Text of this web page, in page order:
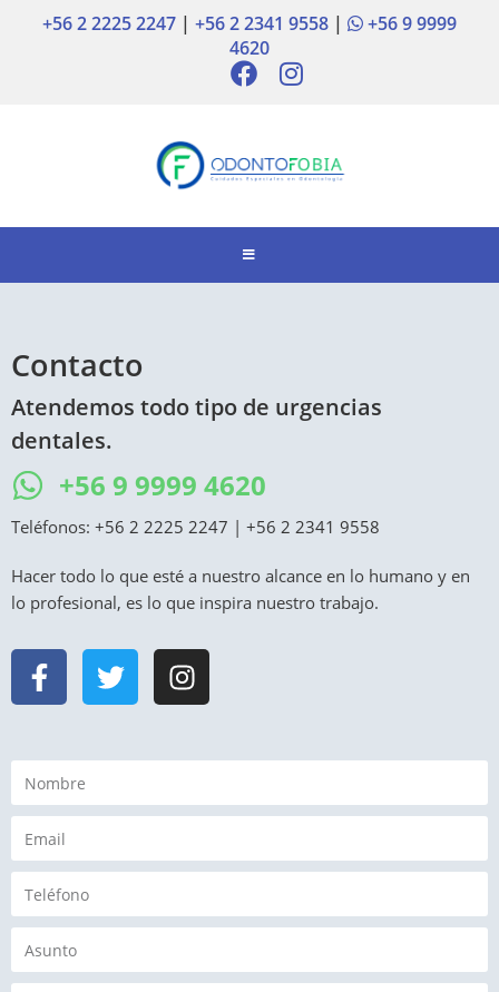
+56 2 2225 2247 | +56 2 2341 9558 |
+56 9 9999
4620
Contacto
Atendemos todo tipo de urgencias
dentales.
+56 9 9999 4620
Teléfonos: +56 2 2225 2247 | +56 2 2341 9558
Hacer todo lo que esté a nuestro alcance en lo humano y en
lo profesional, es lo que inspira nuestro trabajo.